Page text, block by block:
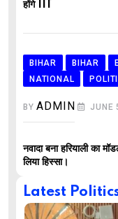
होंगे IIT
BIHAR BIHAR
NATIONAL
BYADMIN JUNE
नवादा बना हरियाली का
लिया हिस्सा।
Latest